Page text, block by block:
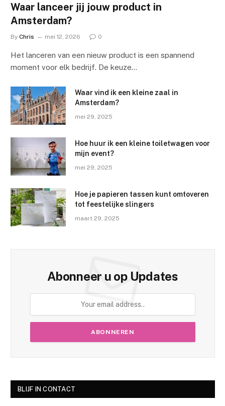
Waar lanceer jij jouw product in
Amsterdam?
By Chris mei 12, 2026 0
Het lanceren van een nieuw product is een spannend
moment voor elk bedrijf. De keuze…
Waar vind ik een kleine zaal in
Amsterdam?
mei 29, 2025
Hoe huur ik een kleine toiletwagen voor
mijn event?
mei 29, 2025
Hoe je papieren tassen kunt omtoveren
tot feestelijke slingers
maart 29, 2025
Abonneer u op Updates
BLIJF IN CONTACT